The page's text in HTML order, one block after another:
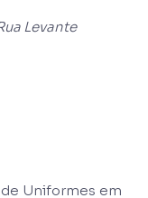
Levante
Uniformes em